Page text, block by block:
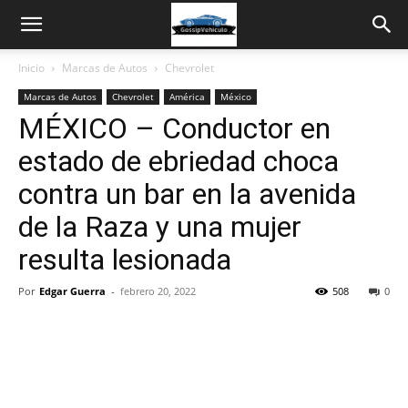
Inicio Marcas de Autos Chevrolet
Marcas de Autos Chevrolet América México
MÉXICO – Conductor en
estado de ebriedad choca
contra un bar en la avenida
de la Raza y una mujer
resulta lesionada
Por Edgar Guerra - febrero 20, 2022 0
508